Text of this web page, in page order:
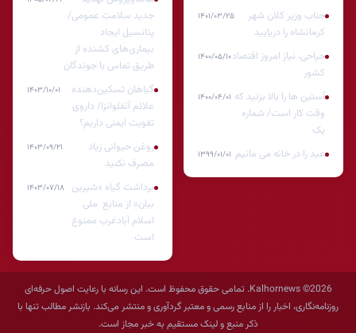
جناب وزیر کلان شهر
کرمانشاه را دریابید
۱۴۰۱/۰۳/۲۵
جراحی، نیاز امروز اقتصاد
کشور
۱۴۰۰/۰۵/۱۰
آستین ها را بالا بزنید که
وقت کار است/ شماره
یک
۱۴۰۰/۰۴/۰۱
عید را در خانه می مانیم ۱۳۹۹/۰۱/۰۱
جدید سلامت عمومی/
پتانسیل ایجاد
بیماری‌های کشنده از
طریق تماس با جوندگان
گیاهان تسکین‌دهنده
علائم آنفلوانزا/ داروی
تقویت ایمنی داریم؟
۱۴۰۳/۱۰/۰۱
روغن حیوانی زیاد
مصرف نکنید
۱۴۰۳/۰۹/۲۱
برداشت گیاه «شیرین
بیان» از منابع ملی
اسلام آبادغرب ممنوع
است
۱۴۰۳/۰۷/۱۸
2026© Kalhornews. تمامی حقوق محفوظ است. این رسانه با رعایت اصول حرفه‌ای
روزنامه‌نگاری، اخبار را از منابع رسمی و معتبر گردآوری و منتشر می‌کند. بازنشر مطالب تنها با
ذکر منبع و لینک مستقیم به خبر مجاز است.